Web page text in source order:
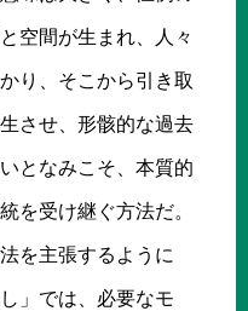
空間が生まれ、人々
り、そこから引き取
させ、形骸的な過去
となみこそ、本質的
を受け継ぐ方法だ。
を主張するように
」では、必要なモ